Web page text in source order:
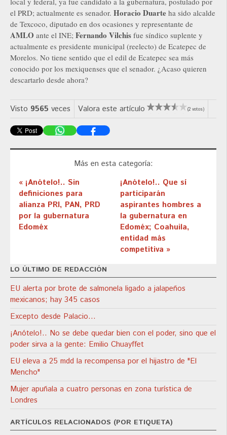
el PRD; actualmente es senador. Horacio Duarte ha sido alcalde
de Texcoco, diputado en dos ocasiones y representante de
AMLO ante el INE; Fernando Vilchis fue síndico suplente y
actualmente es presidente municipal (reelecto) de Ecatepec de
Morelos. No tiene sentido que el edil de Ecatepec sea más
conocido por los mexiquenses que el senador. ¿Acaso quieren
descartarlo desde ahora?
Visto 9565 veces Valora este artículo (2 votos)
Más en esta categoría:
« ¡Anótelo!.. Sin
definiciones para
alianza PRI, PAN, PRD
por la gubernatura
Edoméx
¡Anótelo!.. Que sí
participarán
aspirantes hombres a
la gubernatura en
Edoméx; Coahuila,
entidad más
competitiva »
LO ÚLTIMO DE REDACCIÓN
EU alerta por brote de salmonela ligado a jalapeños
mexicanos; hay 345 casos
Excepto desde Palacio…
¡Anótelo!.. No se debe quedar bien con el poder, sino que el
poder sirva a la gente: Emilio Chuayffet
EU eleva a 25 mdd la recompensa por el hijastro de "El
Mencho"
Mujer apuñala a cuatro personas en zona turística de
Londres
ARTÍCULOS RELACIONADOS (POR ETIQUETA)